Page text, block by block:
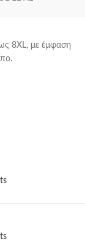
8XL, με έμφαση